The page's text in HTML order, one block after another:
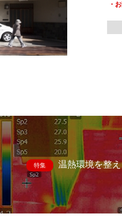
特集 温熱環境を整え